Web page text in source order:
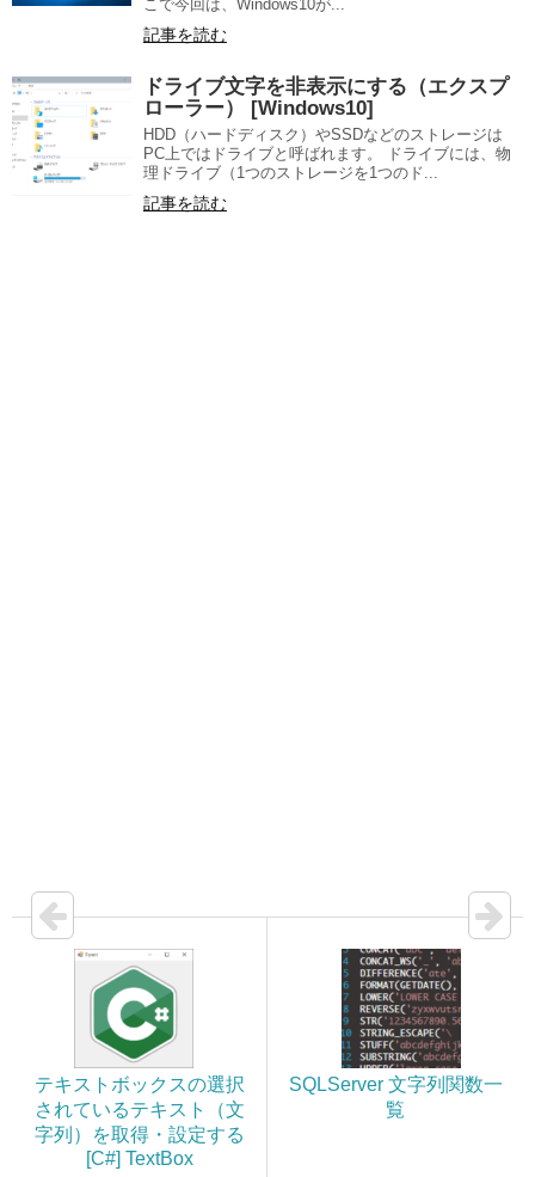
こで今回は、Windows10が...
記事を読む
ドライブ文字を非表示にする（エクスプ
ローラー） [Windows10]
HDD（ハードディスク）やSSDなどのストレージは
PC上ではドライブと呼ばれます。 ドライブには、物
理ドライブ（1つのストレージを1つのド...
記事を読む
テキストボックスの選択
されているテキスト（文
字列）を取得・設定する
[C#] TextBox
SQLServer 文字列関数一
覧